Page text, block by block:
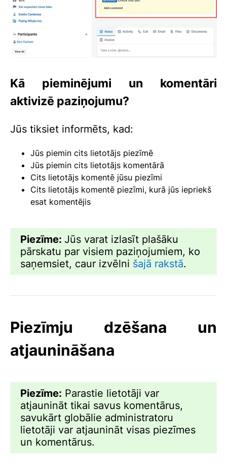
Kā pieminējumi un komentāri
aktivizē paziņojumu?
Jūs tiksiet informēts, kad:
Jūs piemin cits lietotājs piezīmē
Jūs piemin cits lietotājs komentārā
Cits lietotājs komentē jūsu piezīmi
Cits lietotājs komentē piezīmi, kurā jūs iepriekš
esat komentējis
Piezīme: Jūs varat izlasīt plašāku
pārskatu par visiem paziņojumiem, ko
saņemsiet, caur izvēlni šajā rakstā.
Piezīmju dzēšana un
atjaunināšana
Piezīme: Parastie lietotāji var
atjaunināt tikai savus komentārus,
savukārt globālie administratoru
lietotāji var atjaunināt visas piezīmes
un komentārus.